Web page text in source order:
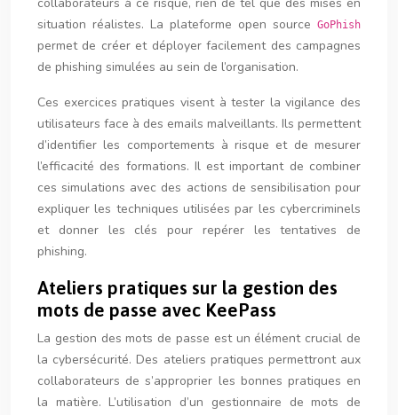
collaborateurs à ce risque, rien de tel que des mises en
situation réalistes. La plateforme open source GoPhish
permet de créer et déployer facilement des campagnes
de phishing simulées au sein de l’organisation.
Ces exercices pratiques visent à tester la vigilance des
utilisateurs face à des emails malveillants. Ils permettent
d’identifier les comportements à risque et de mesurer
l’efficacité des formations. Il est important de combiner
ces simulations avec des actions de sensibilisation pour
expliquer les techniques utilisées par les cybercriminels
et donner les clés pour repérer les tentatives de
phishing.
Ateliers pratiques sur la gestion des
mots de passe avec KeePass
La gestion des mots de passe est un élément crucial de
la cybersécurité. Des ateliers pratiques permettront aux
collaborateurs de s’approprier les bonnes pratiques en
la matière. L’utilisation d’un gestionnaire de mots de